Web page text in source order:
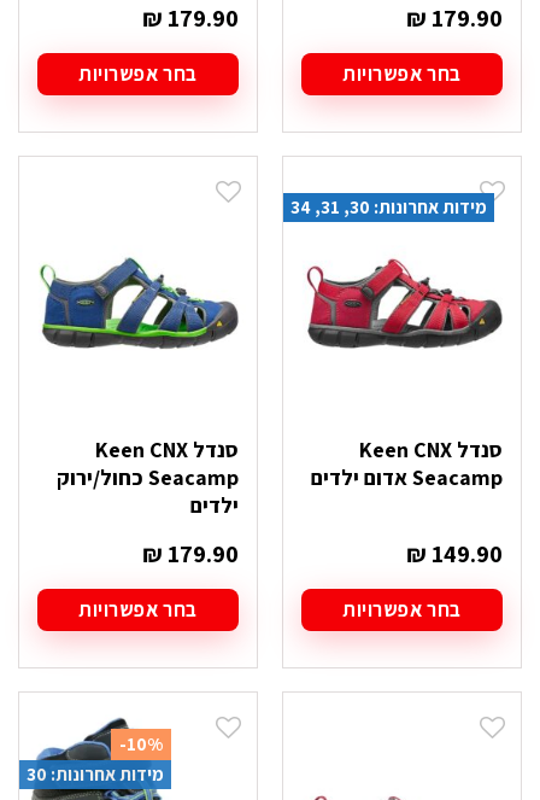
₪ 179.90
בחר אפשרויות
זה
יש
סוגים.
ניתן
האפשרויות
בעמוד
המוצר
₪ 179.90
בחר אפשרויות
זה
יש
סוגים.
האפשרויות
בעמוד
המוצר
מידות אחרונות: 30, 31, 34
סנדל Keen CNX
Seacamp אדום ילדים
₪ 149.90
בחר אפשרויות
זה
יש
סוגים.
סנדל Keen CNX
Seacamp כחול/ירוק
ילדים
₪ 179.90
בחר אפשרויות
זה
יש
סוגים.
-10%
מידות אחרונות: 30